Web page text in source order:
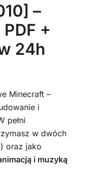
–
+
24h
Minecraft –
i
pełni
w dwóch
oraz jako
i muzyką